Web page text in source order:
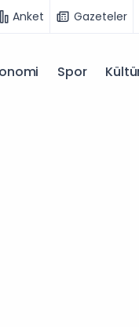
Anket Gazeteler
Spor